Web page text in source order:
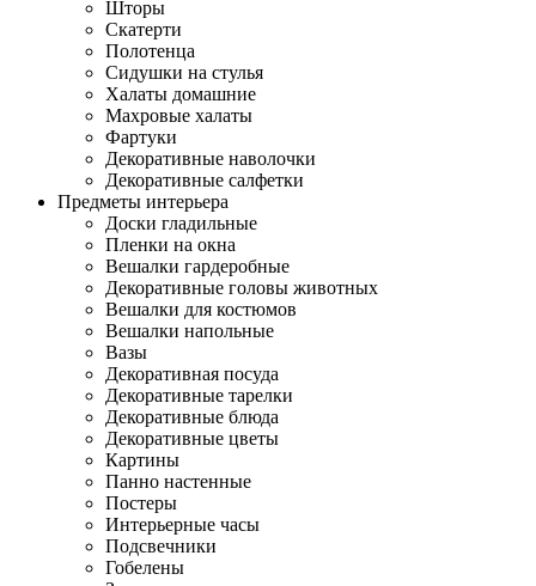
Шторы
Скатерти
Полотенца
Сидушки на стулья
Халаты домашние
Махровые халаты
Фартуки
Декоративные наволочки
Декоративные салфетки
Предметы интерьера
Доски гладильные
Пленки на окна
Вешалки гардеробные
Декоративные головы животных
Вешалки для костюмов
Вешалки напольные
Вазы
Декоративная посуда
Декоративные тарелки
Декоративные блюда
Декоративные цветы
Картины
Панно настенные
Постеры
Интерьерные часы
Подсвечники
Гобелены